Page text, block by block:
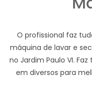
O profissional faz
máquina de lavar e
no Jardim Paulo VI.
em diversos para